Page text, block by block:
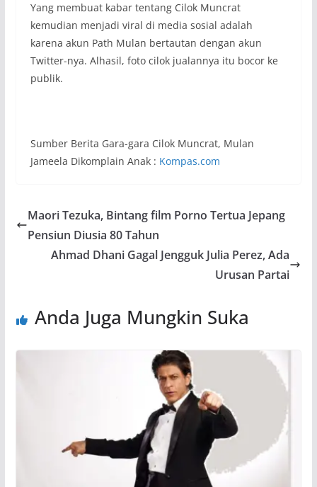
Yang membuat kabar tentang Cilok Muncrat
kemudian menjadi viral di media sosial adalah
karena akun Path Mulan bertautan dengan akun
Twitter-nya. Alhasil, foto cilok jualannya itu bocor ke
publik.
Sumber Berita Gara-gara Cilok Muncrat, Mulan
Jameela Dikomplain Anak : Kompas.com
Maori Tezuka, Bintang film Porno Tertua Jepang
Pensiun Diusia 80 Tahun
Ahmad Dhani Gagal Jengguk Julia Perez, Ada
Urusan Partai
Anda Juga Mungkin Suka